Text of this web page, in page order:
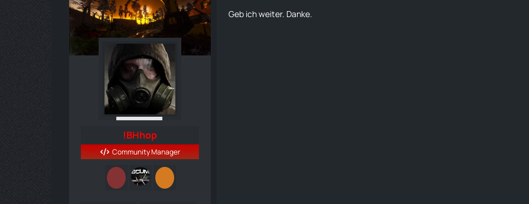
!BHhop
Community Manager
Geb ich weiter. Danke.